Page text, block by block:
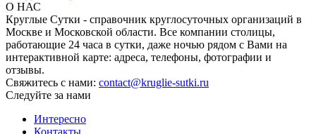
О НАС
Круглые Сутки - справочник круглосуточных организаций в
Москве и Московской области. Все компании столицы,
работающие 24 часа в сутки, даже ночью рядом с Вами на
интерактивной карте: адреса, телефоны, фотографии и
отзывы.
Свяжитесь с нами: contact@kruglie-sutki.ru
Следуйте за нами
Интересно
Контакты